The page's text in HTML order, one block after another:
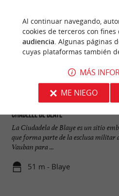
Citadelle de Blaye
La Ciudadela de Blaye es un sitio
que forma parte de la esclusa militar
Vauban para ...
51 m - Blaye
Al continuar navegando,
cookies de terceros con fines
audiencia. Algunas páginas
cuyas plataformas también
MÁS
ME NIEGO